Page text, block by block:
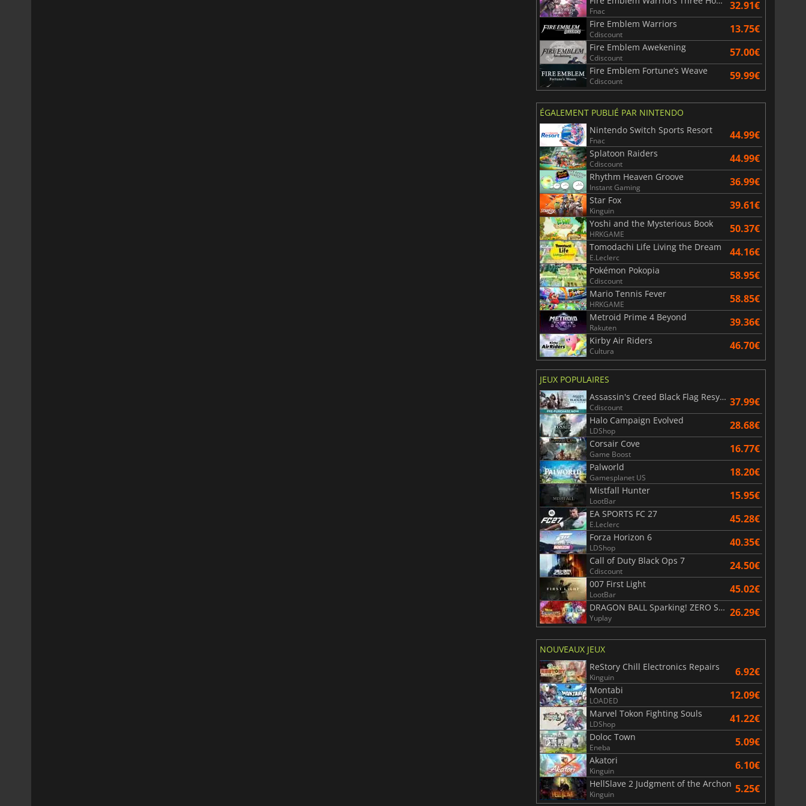
Fnac 32.91€
Fire Emblem Warriors
Cdiscount 13.75€
Fire Emblem Awekening
Cdiscount 57.00€
Fire Emblem Fortune’s Weave
Cdiscount 59.99€
ÉGALEMENT PUBLIÉ PAR NINTENDO
Nintendo Switch Sports Resort
Fnac 44.99€
Splatoon Raiders
Cdiscount 44.99€
Rhythm Heaven Groove
Instant Gaming 36.99€
Star Fox
Kinguin 39.61€
Yoshi and the Mysterious Book
HRKGAME 50.37€
Tomodachi Life Living the Dream
E.Leclerc 44.16€
Pokémon Pokopia
Cdiscount 58.95€
Mario Tennis Fever
HRKGAME 58.85€
Metroid Prime 4 Beyond
Rakuten 39.36€
Kirby Air Riders
Cultura 46.70€
JEUX POPULAIRES
Assassin's Creed Black Flag Resynced
Cdiscount 37.99€
Halo Campaign Evolved
LDShop 28.68€
Corsair Cove
Game Boost 16.77€
Palworld
Gamesplanet US 18.20€
Mistfall Hunter
LootBar 15.95€
EA SPORTS FC 27
E.Leclerc 45.28€
Forza Horizon 6
LDShop 40.35€
Call of Duty Black Ops 7
Cdiscount 24.50€
007 First Light
LootBar 45.02€
DRAGON BALL Sparking! ZERO Super Limit Breaking NEO
Yuplay 26.29€
NOUVEAUX JEUX
ReStory Chill Electronics Repairs
Kinguin 6.92€
Montabi
LOADED 12.09€
Marvel Tokon Fighting Souls
LDShop 41.22€
Doloc Town
Eneba 5.09€
Akatori
Kinguin 6.10€
HellSlave 2 Judgment of the Archon
Kinguin 5.25€